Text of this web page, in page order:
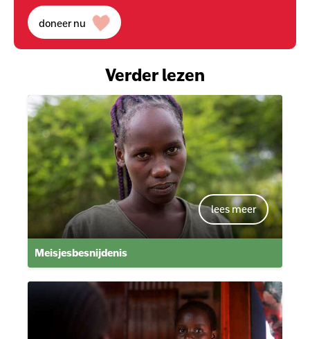
doneer nu
Verder lezen
Meisjesbesnijdenis